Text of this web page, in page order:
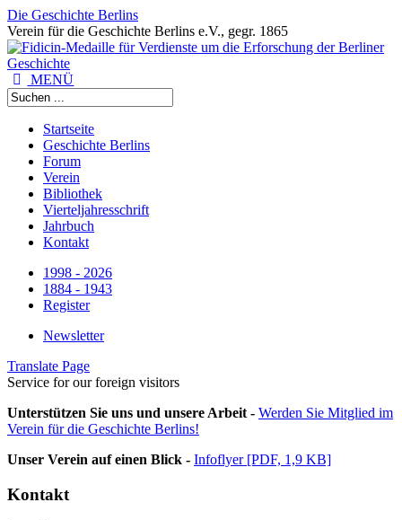
Die Geschichte Berlins
Verein für die Geschichte Berlins e.V., gegr. 1865
MENÜ
Startseite
Geschichte Berlins
Forum
Verein
Bibliothek
Vierteljahresschrift
Jahrbuch
Kontakt
1998 - 2026
1884 - 1943
Register
Newsletter
Translate Page
Service for our foreign visitors
Unterstützen Sie uns und unsere Arbeit - Werden Sie Mitglied im
Verein für die Geschichte Berlins!
Unser Verein auf einen Blick - Infoflyer [PDF, 1,9 KB]
Kontakt